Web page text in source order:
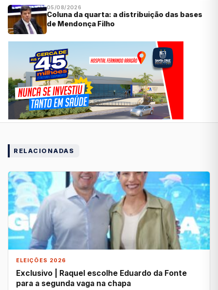
05/08/2026
Coluna da quarta: a distribuição das bases
de Mendonça Filho
RELACIONADAS
ELEIÇÕES 2026
Exclusivo | Raquel escolhe Eduardo da Fonte
para a segunda vaga na chapa